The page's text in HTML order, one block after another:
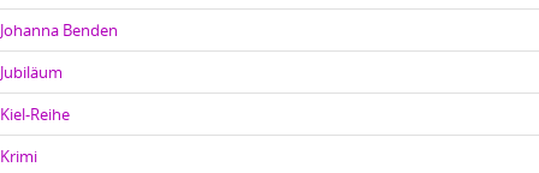
Johanna Benden
Jubiläum
Kiel-Reihe
Krimi